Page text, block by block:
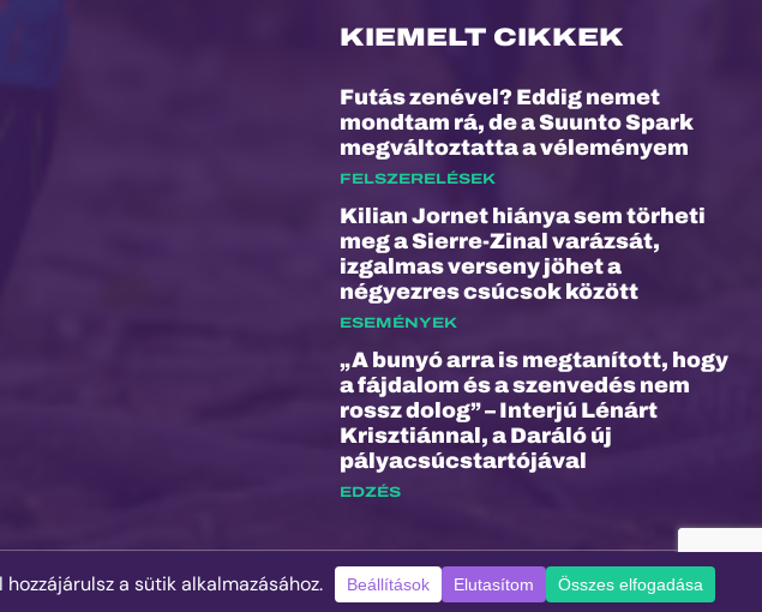
KIEMELT CIKKEK
Futás zenével? Eddig nemet
mondtam rá, de a Suunto Spark
megváltoztatta a véleményem
FELSZERELÉSEK
Kilian Jornet hiánya sem törheti
meg a Sierre-Zinal varázsát,
izgalmas verseny jöhet a
négyezres csúcsok között
ESEMÉNYEK
„A bunyó arra is megtanított, hogy
a fájdalom és a szenvedés nem
rossz dolog” – Interjú Lénárt
Krisztiánnal, a Daráló új
pályacsúcstartójával
EDZÉS
jog fenntartva.